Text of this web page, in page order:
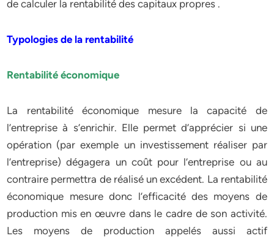
de calculer la rentabilité des capitaux propres .
Typologies de la rentabilité
Rentabilité économique
La rentabilité économique mesure la capacité de
l’entreprise à s’enrichir. Elle permet d’apprécier si une
opération (par exemple un investissement réaliser par
l’entreprise) dégagera un coût pour l’entreprise ou au
contraire permettra de réalisé un excédent. La rentabilité
économique mesure donc l’efficacité des moyens de
production mis en œuvre dans le cadre de son activité.
Les moyens de production appelés aussi actif